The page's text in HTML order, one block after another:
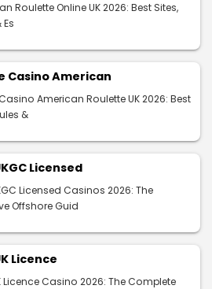
Roulette Online UK 2026: Best Sites,
Es
Casino American
American Roulette UK 2026: Best
&
Licensed
Licensed Casinos 2026: The
Offshore Guid
Licence
Licence Casino 2026: The Complete